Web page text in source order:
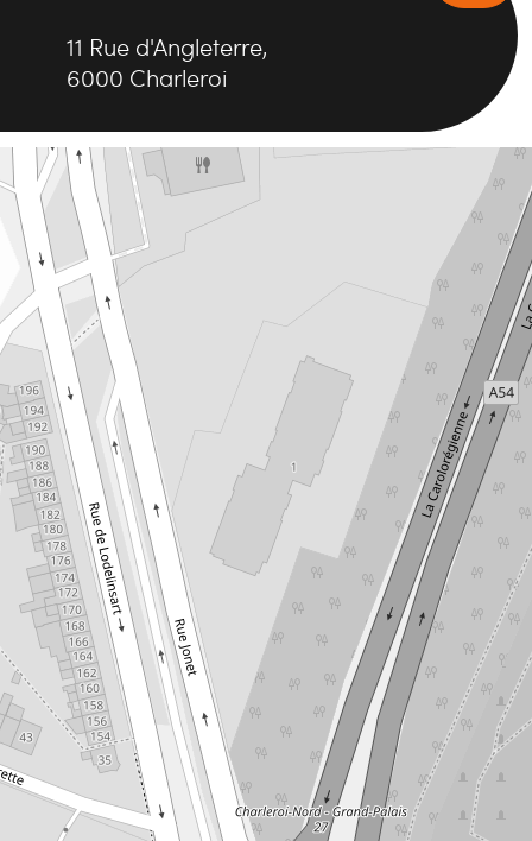
11 Rue d'Angleterre,
6000 Charleroi